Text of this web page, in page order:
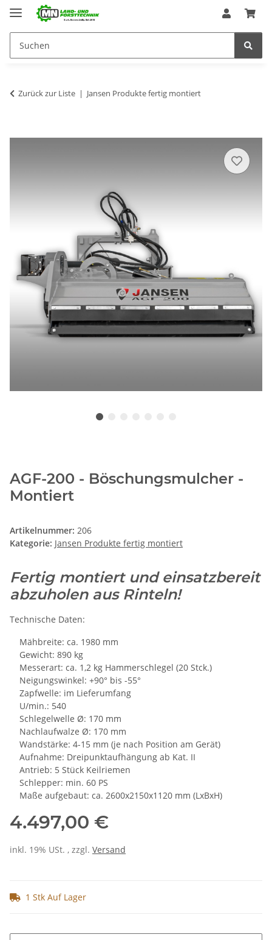
Zurück zur Liste Jansen Produkte fertig montiert
AGF-200 - Böschungsmulcher -
Montiert
Artikelnummer: 206
Kategorie: Jansen Produkte fertig montiert
Fertig montiert und einsatzbereit
abzuholen aus Rinteln!
Technische Daten:
Mähbreite: ca. 1980 mm
Gewicht: 890 kg
Messerart: ca. 1,2 kg Hammerschlegel (20 Stck.)
Neigungswinkel: +90° bis -55°
Zapfwelle: im Lieferumfang
U/min.: 540
Schlegelwelle Ø: 170 mm
Nachlaufwalze Ø: 170 mm
Wandstärke: 4-15 mm (je nach Position am Gerät)
Aufnahme: Dreipunktaufhängung ab Kat. II
Antrieb: 5 Stück Keilriemen
Schlepper: min. 60 PS
Maße aufgebaut: ca. 2600x2150x1120 mm (LxBxH)
4.497,00 €
inkl. 19% USt. , zzgl. Versand
1 Stk Auf Lager